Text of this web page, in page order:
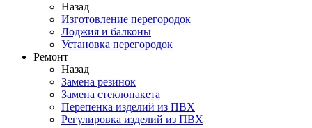
Назад
Изготовление перегородок
Лоджия и балконы
Установка перегородок
Ремонт
Назад
Замена резинок
Замена стеклопакета
Перепенка изделий из ПВХ
Регулировка изделий из ПВХ